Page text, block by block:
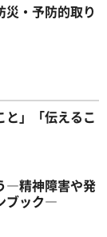
・予防的取り
」「伝えるこ
―精神障害や発
ブック―